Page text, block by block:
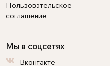
Пользовательское
соглашение
Мы в соцсетях
Вконтакте